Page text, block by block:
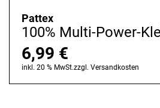
Pattex
100% Multi-Power-
6,99 €
inkl. 20 % MwSt.zzgl. Versandkosten